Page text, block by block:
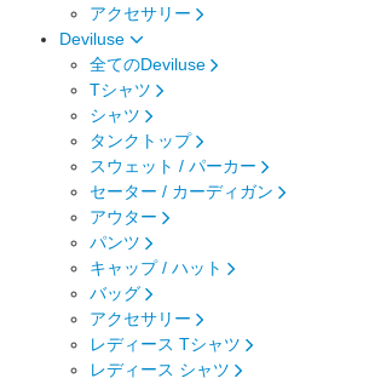
アクセサリー
Deviluse
全てのDeviluse
Tシャツ
シャツ
タンクトップ
スウェット / パーカー
セーター / カーディガン
アウター
パンツ
キャップ / ハット
バッグ
アクセサリー
レディース Tシャツ
レディース シャツ